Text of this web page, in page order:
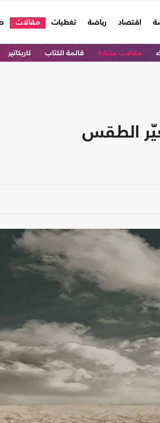
اقتصاد رياضة تغطيات مقالات
مقالات مختارة قائمة الكتاب كاريكاتير
الطقس